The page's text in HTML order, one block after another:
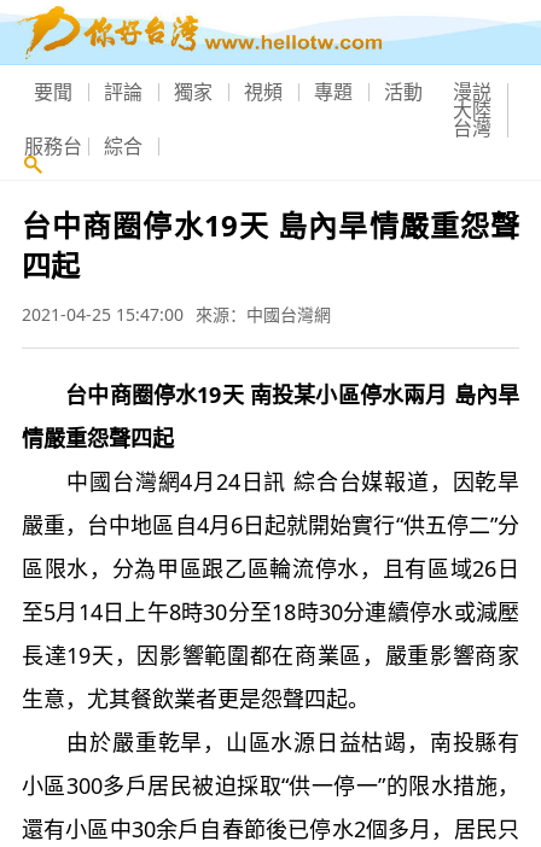
要聞 評論 獨家 視頻 專題 活動 漫説
大陸
台灣
服務台 綜合
台中商圈停水19天 島內旱情嚴重怨聲
四起
2021-04-25 15:47:00 來源：中國台灣網
台中商圈停水19天 南投某小區停水兩月 島內旱
情嚴重怨聲四起
中國台灣網4月24日訊 綜合台媒報道，因乾旱
嚴重，台中地區自4月6日起就開始實行“供五停二”分
區限水，分為甲區跟乙區輪流停水，且有區域26日
至5月14日上午8時30分至18時30分連續停水或減壓
長達19天，因影響範圍都在商業區，嚴重影響商家
生意，尤其餐飲業者更是怨聲四起。
由於嚴重乾旱，山區水源日益枯竭，南投縣有
小區300多戶居民被迫採取“供一停一”的限水措施，
還有小區中30余戶自春節後已停水2個多月，居民只